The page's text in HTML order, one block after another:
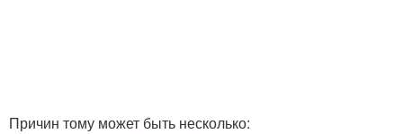
Причин тому может быть несколько: